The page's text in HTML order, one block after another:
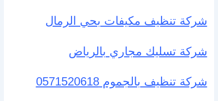
شركة تنظيف مكيفات بحي الرمال
شركة تسليك مجاري بالرياض
شركة تنظيف بالجموم 0571520618